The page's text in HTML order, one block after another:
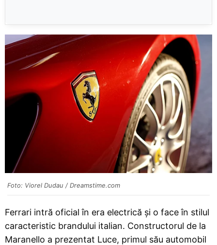
Foto: Viorel Dudau / Dreamstime.com
Ferrari intră oficial în era electrică și o face în stilul
caracteristic brandului italian. Constructorul de la
Maranello a prezentat Luce, primul său automobil